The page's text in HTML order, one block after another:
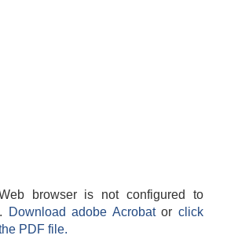
browser is not configured to
Download adobe Acrobatorclick
PDF file.